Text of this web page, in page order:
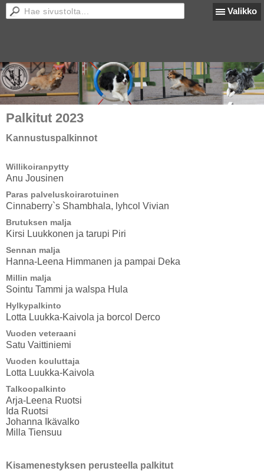
Valikko
Palkitut 2023
Kannustuspalkinnot
Willikoiranpytty
Anu Jousinen
Paras palveluskoirarotuinen
Cinnaberry`s Shambhala, lyhcol Vivian
Brutuksen malja
Kirsi Luukkonen ja tarupi Piri
Sennan malja
Hanna-Leena Himmanen ja pampai Deka
Millin malja
Sointu Tammi ja walspa Hula
Hylkypalkinto
Lotta Luukka-Kaivola ja borcol Derco
Vuoden veteraani
Satu Vaittiniemi
Vuoden kouluttaja
Lotta Luukka-Kaivola
Talkoopalkinto
Arja-Leena Ruotsi
Ida Ruotsi
Johanna Ikävalko
Milla Tiensuu
Kisamenestyksen perusteella palkitut